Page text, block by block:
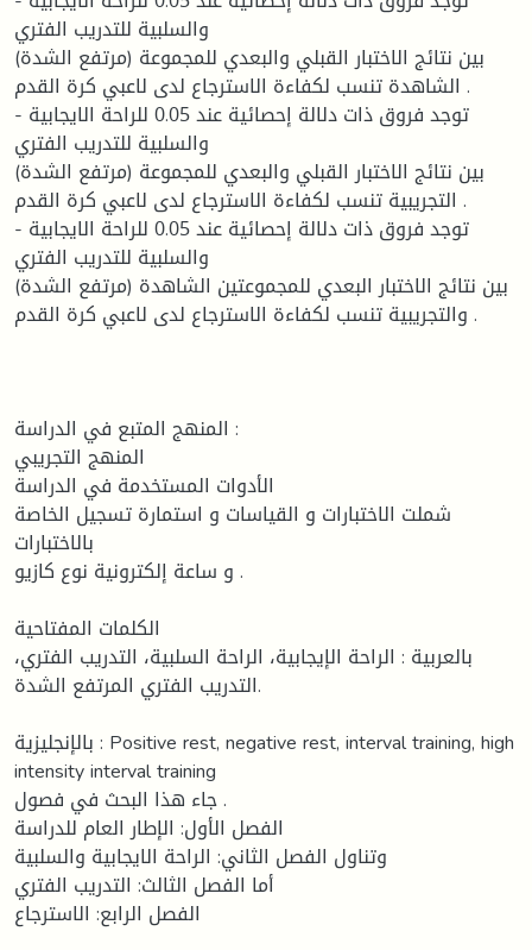
والسلبية للتدريب الفتري
(مرتفع الشدة) بين نتائج الاختبار القبلي والبعدي للمجموعة
الشاهدة تنسب لكفاءة الاسترجاع لدى لاعبي كرة القدم .
- توجد فروق ذات دلالة إحصائية عند 0.05 للراحة الايجابية
والسلبية للتدريب الفتري
(مرتفع الشدة) بين نتائج الاختبار القبلي والبعدي للمجموعة
التجريبية تنسب لكفاءة الاسترجاع لدى لاعبي كرة القدم .
- توجد فروق ذات دلالة إحصائية عند 0.05 للراحة الايجابية
والسلبية للتدريب الفتري
(مرتفع الشدة) بين نتائج الاختبار البعدي للمجموعتين الشاهدة
والتجريبية تنسب لكفاءة الاسترجاع لدى لاعبي كرة القدم .
المنهج المتبع في الدراسة :
المنهج التجريبي
الأدوات المستخدمة في الدراسة
شملت الاختبارات و القياسات و استمارة تسجيل الخاصة
بالاختبارات
و ساعة إلكترونية نوع كازيو .
الكلمات المفتاحية
بالعربية : الراحة الإيجابية، الراحة السلبية، التدريب الفتري،
التدريب الفتري المرتفع الشدة.
بالإنجليزية : Positive rest, negative rest, interval training, high
intensity interval training
جاء هذا البحث في فصول .
الفصل الأول: الإطار العام للدراسة
وتناول الفصل الثاني: الراحة الايجابية والسلبية
أما الفصل الثالث: التدريب الفتري
الفصل الرابع: الاسترجاع